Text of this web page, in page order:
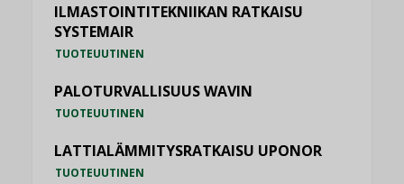
ILMASTOINTITEKNIIKAN RATKAISU
SYSTEMAIR
TUOTEUUTINEN
PALOTURVALLISUUS WAVIN
TUOTEUUTINEN
LATTIALÄMMITYSRATKAISU UPONOR
TUOTEUUTINEN